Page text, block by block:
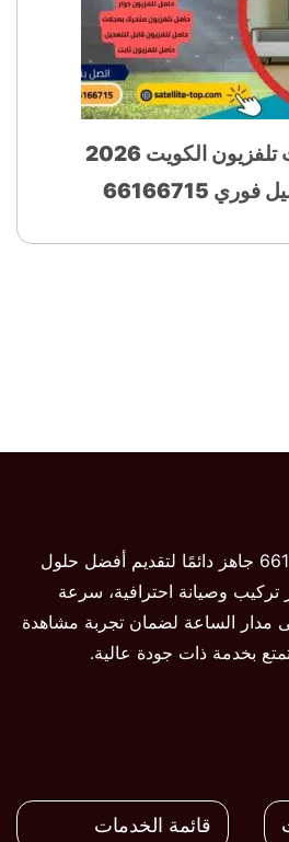
أفضل ستاندات تلفزيون الكويت 2026
66166715
فريق فني ستلايت 66166715 جاهز دائمًا لتقديم أفضل حلول
تركيب وصيانة احترافية، سرعة
مدار الساعة لضمان تجربة مشاهدة
بخدمة ذات جودة عالية.
قائمة الخدمات